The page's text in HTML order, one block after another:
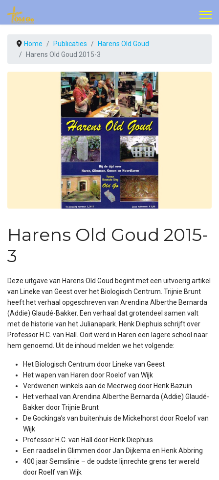
Home Publicaties
Harens Old Goud
Harens Old Goud 2015-3
Harens Old Goud 2015-
3
Deze uitgave van Harens Old Goud begint met een uitvoerig artikel
van Lineke van Geest over het Biologisch Centrum. Trijnie Brunt
heeft het verhaal opgeschreven van Arendina Alberthe Bernarda
(Addie) Glaudé-Bakker. Een verhaal dat grotendeel samen valt
met de historie van het Julianapark. Henk Diephuis schrijft over
Professor H.C. van Hall. Ooit werd in Haren een lagere school naar
hem genoemd. Uit de inhoud melden we het volgende:
Het Biologisch Centrum door Lineke van Geest
Het wapen van Haren door Roelof van Wijk
Verdwenen winkels aan de Meerweg door Henk Bazuin
Het verhaal van Arendina Alberthe Bernarda (Addie) Glaudé-
Bakker door Trijnie Brunt
De Gockinga’s van buitenhuis de Mickelhorst door Roelof van
Wijk
Professor H.C. van Hall door Henk Diephuis
Een raadsel in Glimmen door Jan Dijkema en Henk Abbring
400 jaar Semslinie – de oudste lijnrechte grens ter wereld
door Roelf van Wijk